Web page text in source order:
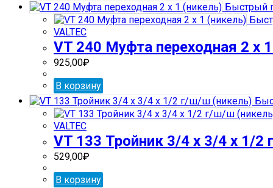
Быстрый
VALTEC
VT 240 Муфта переходная 2 х
925,00₽
В корзину
VALTEC
VT 133 Тройник 3/4 х 3/4 х 1/
529,00₽
В корзину